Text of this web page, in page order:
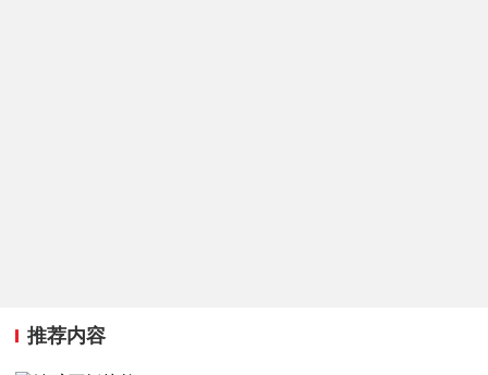
推荐内容